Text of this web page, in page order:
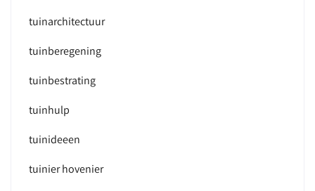
tuinarchitectuur
tuinberegening
tuinbestrating
tuinhulp
tuinideeen
tuinier hovenier